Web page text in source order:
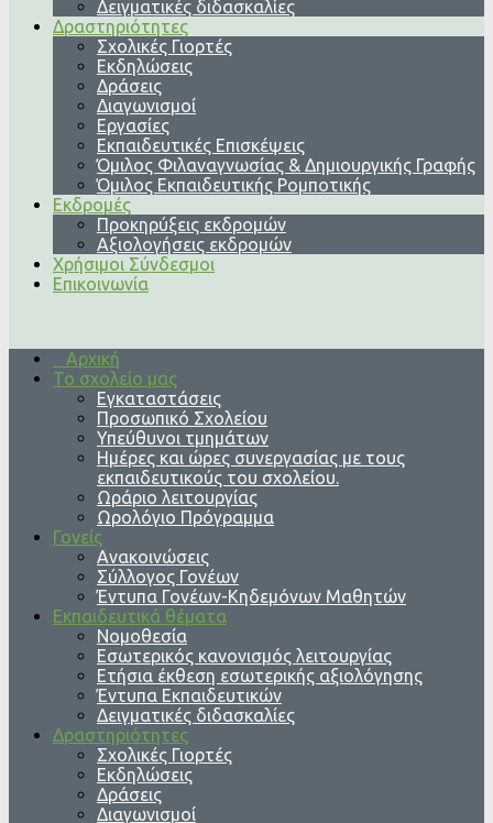
Δειγματικές διδασκαλίες
Δραστηριότητες
Σχολικές Γιορτές
Εκδηλώσεις
Δράσεις
Διαγωνισμοί
Εργασίες
Εκπαιδευτικές Επισκέψεις
Όμιλος Φιλαναγνωσίας & Δημιουργικής Γραφής
Όμιλος Εκπαιδευτικής Ρομποτικής
Εκδρομές
Προκηρύξεις εκδρομών
Αξιολογήσεις εκδρομών
Χρήσιμοι Σύνδεσμοι
Επικοινωνία
Αρχική
Το σχολείο μας
Εγκαταστάσεις
Προσωπικό Σχολείου
Υπεύθυνοι τμημάτων
Ημέρες και ώρες συνεργασίας με τους
εκπαιδευτικούς του σχολείου.
Ωράριο λειτουργίας
Ωρολόγιο Πρόγραμμα
Γονείς
Ανακοινώσεις
Σύλλογος Γονέων
Έντυπα Γονέων-Κηδεμόνων Μαθητών
Εκπαιδευτικά θέματα
Νομοθεσία
Εσωτερικός κανονισμός λειτουργίας
Ετήσια έκθεση εσωτερικής αξιολόγησης
Έντυπα Εκπαιδευτικών
Δειγματικές διδασκαλίες
Δραστηριότητες
Σχολικές Γιορτές
Εκδηλώσεις
Δράσεις
Διαγωνισμοί